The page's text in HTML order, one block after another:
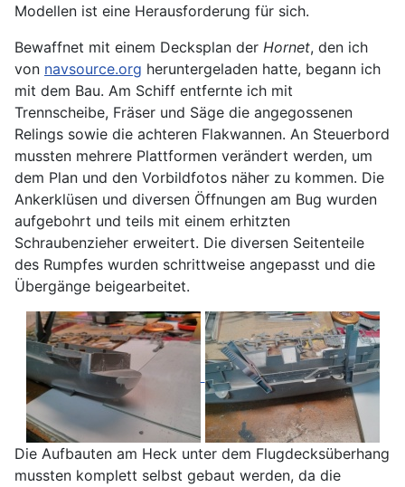
Modellen ist eine Herausforderung für sich.
Bewaffnet mit einem Decksplan der Hornet, den ich
von navsource.org heruntergeladen hatte, begann ich
mit dem Bau. Am Schiff entfernte ich mit
Trennscheibe, Fräser und Säge die angegossenen
Relings sowie die achteren Flakwannen. An Steuerbord
mussten mehrere Plattformen verändert werden, um
dem Plan und den Vorbildfotos näher zu kommen. Die
Ankerklüsen und diversen Öffnungen am Bug wurden
aufgebohrt und teils mit einem erhitzten
Schraubenzieher erweitert. Die diversen Seitenteile
des Rumpfes wurden schrittweise angepasst und die
Übergänge beigearbeitet.
Die Aufbauten am Heck unter dem Flugdecksüberhang
mussten komplett selbst gebaut werden, da die